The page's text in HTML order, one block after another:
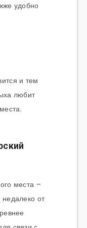
удобно
и тем
любит
места –
от